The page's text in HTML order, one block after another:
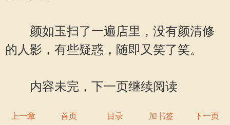
颜如玉扫了一遍店里，没有颜清修
的人影，有些疑惑，随即又笑了笑。
内容未完，下一页继续阅读
上一章 首页 目录 加书签 下一页